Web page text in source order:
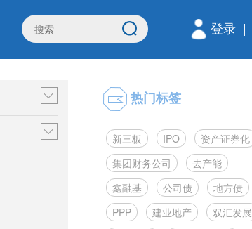
登录 |
热门标签
新三板 IPO
资产证券化
集团财务公司
去产能
鑫融基
公司债
地方债
PPP
建业地产
双汇发展